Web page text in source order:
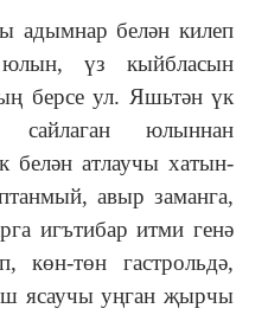
адымнар белән килеп
үз кыйбласын
берсе ул. Яшьтән үк
сайлаган юлыннан
атлаучы хатын-
авыр заманга,
игътибар итми генә
көн-төн гастрольдә,
ясаучы уңган җырчы